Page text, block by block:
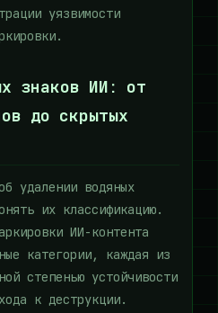
уязвимости
знаков ИИ: от
до скрытых
удалении водяных
их классификацию.
ИИ-контента
категории, каждая из
степенью устойчивости
к деструкции.